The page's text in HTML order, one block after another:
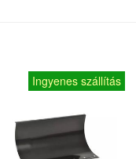
Ingyenes szállítás